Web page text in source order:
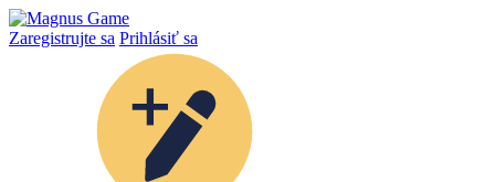
Zaregistrujte sa Prihlásiť sa